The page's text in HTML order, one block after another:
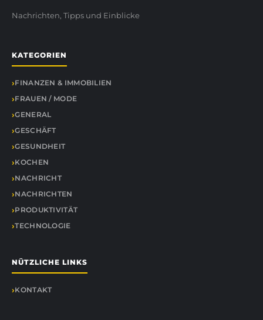
Nachrichten, Tipps und Einblicke
KATEGORIEN
FINANZEN & IMMOBILIEN
FRAUEN / MODE
GENERAL
GESCHÄFT
GESUNDHEIT
KOCHEN
NACHRICHT
NACHRICHTEN
PRODUKTIVITÄT
TECHNOLOGIE
NÜTZLICHE LINKS
KONTAKT